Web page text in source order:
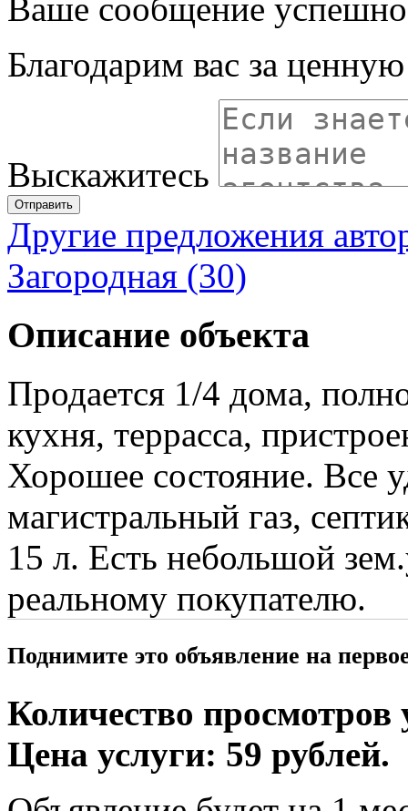
Ваше сообщение успешно
Благодарим вас за
Выскажитесь
Отправить
Другие предложения
Загородная (30)
Описание объекта
Продается 1/4 дома,
кухня, террасса,
Хорошее состояние. Все
магистральный газ,
15 л. Есть небольшой
реальному покупателю.
Поднимите это объявление на
Количество просмотров
Цена услуги: 59 рублей.